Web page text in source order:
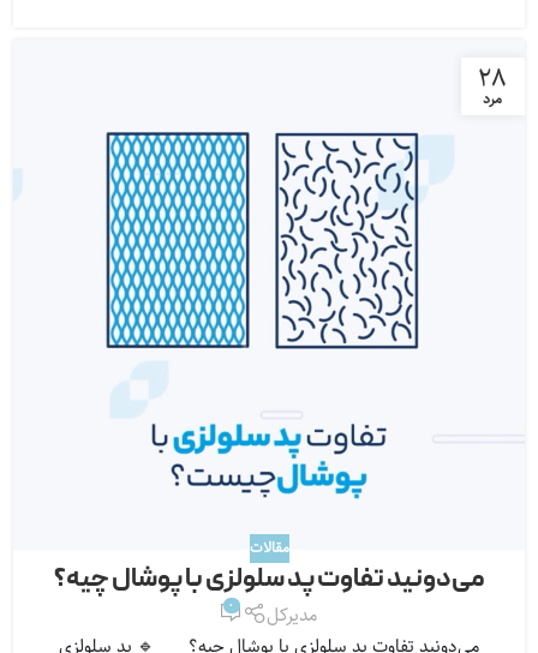
۲۸
مرد
مقالات
می‌دونید تفاوت پد سلولزی با پوشال چیه؟
مدیرکل 0